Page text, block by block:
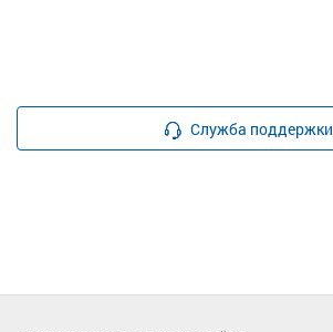
Служба поддержки